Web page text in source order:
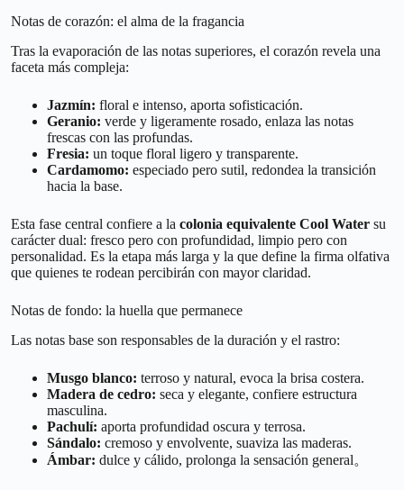
Notas de corazón: el alma de la fragancia
Tras la evaporación de las notas superiores, el corazón revela una
faceta más compleja:
Jazmín: floral e intenso, aporta sofisticación.
Geranio: verde y ligeramente rosado, enlaza las notas
frescas con las profundas.
Fresia: un toque floral ligero y transparente.
Cardamomo: especiado pero sutil, redondea la transición
hacia la base.
Esta fase central confiere a la colonia equivalente Cool Water su
carácter dual: fresco pero con profundidad, limpio pero con
personalidad. Es la etapa más larga y la que define la firma olfativa
que quienes te rodean percibirán con mayor claridad.
Notas de fondo: la huella que permanece
Las notas base son responsables de la duración y el rastro:
Musgo blanco: terroso y natural, evoca la brisa costera.
Madera de cedro: seca y elegante, confiere estructura
masculina.
Pachulí: aporta profundidad oscura y terrosa.
Sándalo: cremoso y envolvente, suaviza las maderas.
Ámbar: dulce y cálido, prolonga la sensación general。